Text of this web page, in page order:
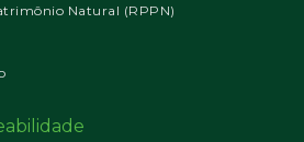
Natural (RPPN)